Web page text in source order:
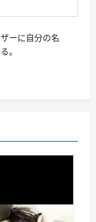
ーに自分の名
。